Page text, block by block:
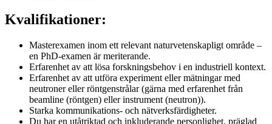
Kvalifikationer:
Masterexamen inom ett relevant naturvetenskapligt område –
en PhD-examen är meriterande.
Erfarenhet av att lösa forskningsbehov i en industriell kontext.
Erfarenhet av att utföra experiment eller mätningar med
neutroner eller röntgenstrålar (gärna med erfarenhet från
beamline (röntgen) eller instrument (neutron)).
Starka kommunikations- och nätverksfärdigheter.
Du har en utåtriktad och inkluderande personlighet, präglad